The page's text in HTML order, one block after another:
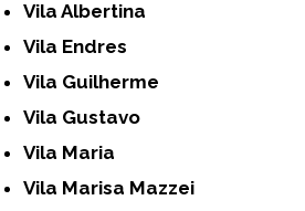
Vila Albertina
Vila Endres
Vila Guilherme
Vila Gustavo
Vila Maria
Vila Marisa Mazzei